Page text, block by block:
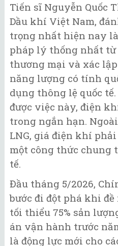
Tiến sĩ Nguyễn Quốc
Dầu khí Việt Nam,
trọng nhất hiện nay
pháp lý thống nhất từ
thương mại và xác
năng lượng có tính
dụng thông lệ quốc
được việc này, điện
trong ngắn hạn.
LNG, giá điện khí
một công thức chung
tế.
Đầu tháng 5/2026,
bước đi đột phá khi
tối thiểu 75% sản
án vận hành trước
là động lực mới cho